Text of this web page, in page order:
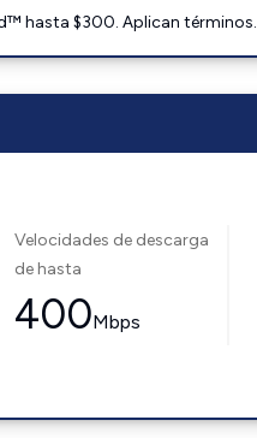
hasta $300. Aplican términos.
Velocidades de descarga
de hasta
400Mbps